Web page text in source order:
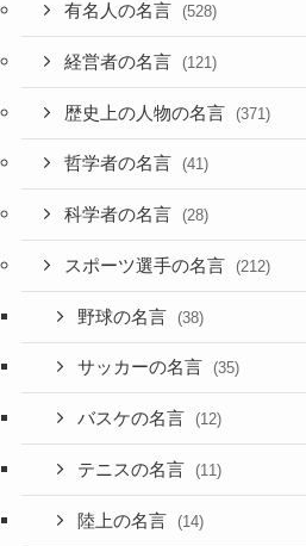
有名人の名言 (528)
経営者の名言 (121)
歴史上の人物の名言 (371)
哲学者の名言 (41)
科学者の名言 (28)
スポーツ選手の名言 (212)
野球の名言 (38)
サッカーの名言 (35)
バスケの名言 (12)
テニスの名言 (11)
陸上の名言 (14)